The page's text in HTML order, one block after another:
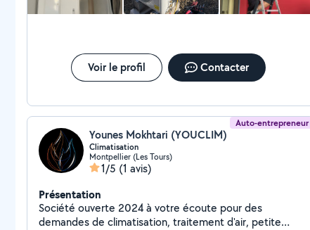
Voir le profil Contacter
Auto-entrepreneur
Younes Mokhtari (YOUCLIM)
Climatisation
Montpellier (Les Tours)
1/5 (1 avis)
Présentation
Société ouverte 2024 à votre écoute pour des
demandes de climatisation, traitement d'air, petite